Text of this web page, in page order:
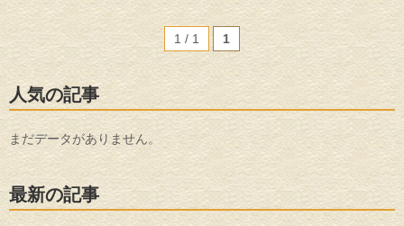
1 / 1 1
人気の記事
まだデータがありません。
最新の記事